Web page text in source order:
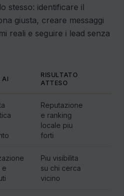
stesso: identificare il
giusta, creare messaggi
reali e seguire i lead senza
AI
RISULTATO
ATTESO
Reputazione
e ranking
locale piu
forti
e
Piu visibilita
su chi cerca
vicino